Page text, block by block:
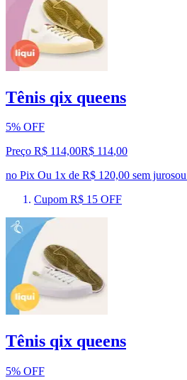
Tênis qix queens
5% OFF
Preço R$ 114,00R$ 114,00
no Pix Ou 1x de R$ 120,00 sem jurosou
Cupom R$ 15 OFF
Tênis qix queens
5% OFF